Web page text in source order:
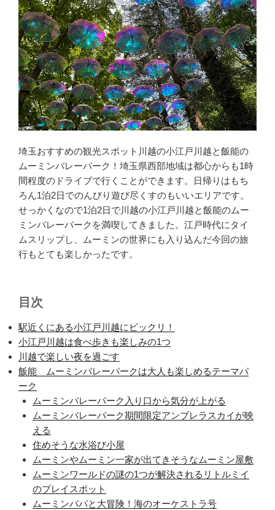
埼玉おすすめの観光スポット川越の小江戸川越と飯能の
ムーミンバレーパーク！埼玉県西部地域は都心からも1時
間程度のドライブで行くことができます。日帰りはもち
ろん1泊2日でのんびり遊び尽くすのもいいエリアです。
せっかくなので1泊2日で川越の小江戸川越と飯能のムー
ミンバレーパークを満喫してきました。江戸時代にタイ
ムスリップし、ムーミンの世界にも入り込んだ今回の旅
行もとても楽しかったです。
目次
駅近くにある小江戸川越にビックリ！
小江戸川越は食べ歩きも楽しみの1つ
川越で楽しい夜を過ごす
飯能 ムーミンバレーパークは大人も楽しめるテーマパ
ーク
ムーミンバレーパーク入り口から気分が上がる
ムーミンバレーパーク期間限定アンブレラスカイが映
える
住めそうな水浴び小屋
ムーミンやムーミン一家が出てきそうなムーミン屋敷
ムーミンワールドの謎の1つが解決されるリトルミイ
のプレイスポット
ムーミンパパと大冒険！海のオーケストラ号